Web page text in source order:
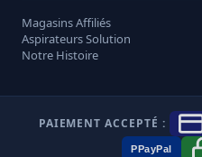
Magasins Affiliés
Aspirateurs Solution
Notre Histoire
PAIEMENT ACCEPTÉ :
PPayPal